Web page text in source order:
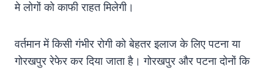
मे लोगों को काफी राहत मिलेगी।
वर्तमान में किसी गंभीर रोगी को बेहतर इलाज के लिए पटना या
गोरखपुर रेफेर कर दिया जाता है। गोरखपुर और पटना दोनों कि